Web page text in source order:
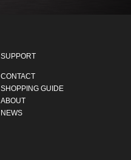
SUPPORT
CONTACT
SHOPPING GUIDE
ABOUT
NEWS